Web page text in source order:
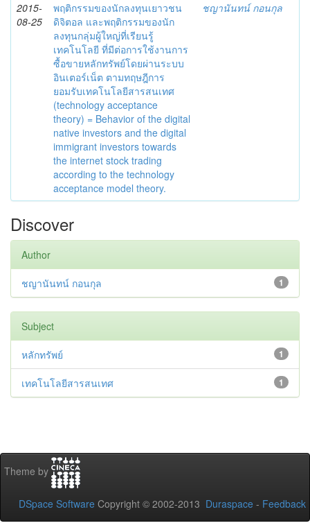
2015-
08-25
พฤติกรรมของนักลงทุนเยาวชน
ดิจิตอล และพฤติกรรมของนัก
ลงทุนกลุ่มผู้ใหญ่ที่เรียนรู้
เทคโนโลยี ที่มีต่อการใช้งานการ
ซื้อขายหลักทรัพย์โดยผ่านระบบ
อินเตอร์เน็ต ตามทฤษฎีการ
ยอมรับเทคโนโลยีสารสนเทศ
(technology acceptance
theory) = Behavior of the digital
native investors and the digital
immigrant investors towards
the internet stock trading
according to the technology
acceptance model theory.
ชญานันทน์ กอนกุล
Discover
Author
1
ชญานันทน์ กอนกุล
Subject
1
หลักทรัพย์
1
เทคโนโลยีสารสนเทศ
Theme by
DSpace Software Copyright © 2002-2013 Duraspace - Feedback